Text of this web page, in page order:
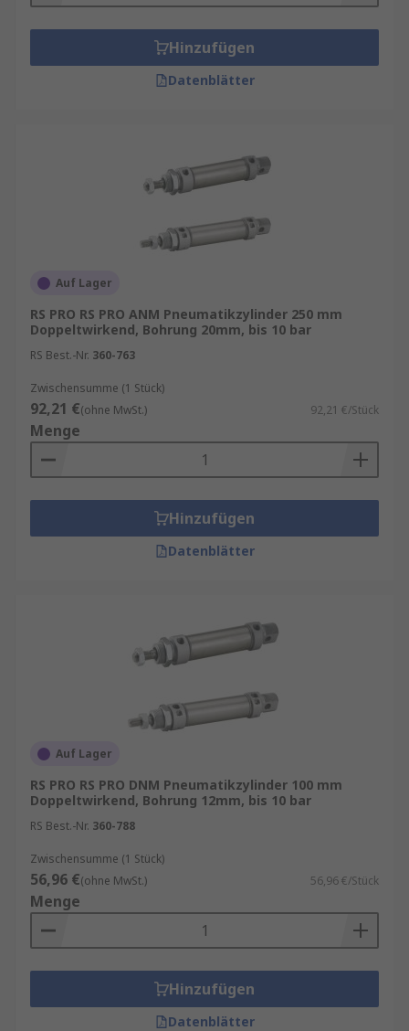
Automatisierten Produktionslinien
Verpackungsmaschinen
Montageanlagen
für Unternehmen, die präzise und schnelle
Bewegungen benötigen.
Merkmale von pneumatischen
sollten Sie folgende Punkte beachten:
Hub und Kolbendurchmesser:
die Kraft und den Bewegungsbereich.
Betriebsdruck:
und16
bar.
Material:
Aluminium oder Edelstahl für
Befestigungsoptionen:Für eine einfache
Integration in Ihre Anlage.
Hinzufügen
Datenblätter
Auf Lager
RS PRO RS PRO ANM Pneumatikzylinder 250 mm
Doppeltwirkend, Bohrung 20mm, bis 10 bar
RS Best.-Nr. 360-763
Zwischensumme (1 Stück)
92,21 €(ohne MwSt.) 92,21 €/Stück
Menge
Hinzufügen
Datenblätter
Auf Lager
RS PRO RS PRO DNM Pneumatikzylinder 100 mm
Doppeltwirkend, Bohrung 12mm, bis 10 bar
RS Best.-Nr. 360-788
Zwischensumme (1 Stück)
56,96 €(ohne MwSt.) 56,96 €/Stück
Menge
Hinzufügen
Datenblätter